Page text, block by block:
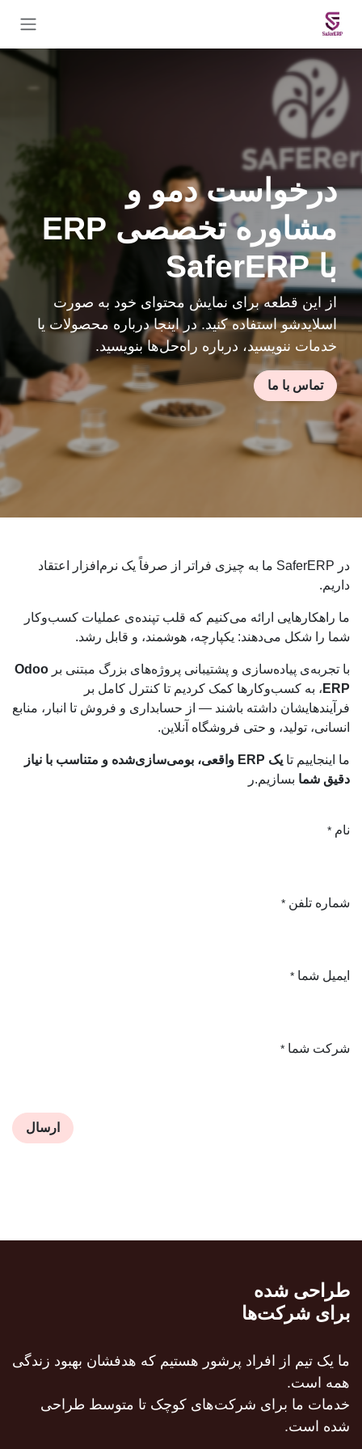
Skip to Content
درخواست دمو و
مشاوره تخصصی ERP
باSaferERP
از این قطعه برای نمایش محتوای خود به صورت
اسلایدشو استفاده کنید. در اینجا درباره محصولات یا
خدمات ننویسید، درباره راه‌حل‌ها بنویسید.
تماس با ما
در SaferERP ما به چیزی فراتر از صرفاً یک نرم‌افزار اعتقاد
داریم.
ما راهکارهایی ارائه می‌کنیم که قلب تپنده‌ی عملیات کسب‌وکار
شما را شکل می‌دهند: یکپارچه، هوشمند، و قابل رشد.
با تجربه‌ی پیاده‌سازی و پشتیبانی پروژه‌های بزرگ مبتنی بر Odoo
ERP ، به کسب‌وکارها کمک کردیم تا کنترل کامل بر
فرآیندهایشان داشته باشند — از حسابداری و فروش تا انبار، منابع
انسانی، تولید، و حتی فروشگاه آنلاین.
ما اینجاییم تا
یک ERP واقعی، بومی‌سازی‌شده و متناسب با نیاز
دقیق شما بسازیم.ر
نام *
شماره تلفن *
ایمیل شما *
شرکت شما *
ارسال
طراحی شده
برای شرکت‌ها
ما یک تیم از افراد پرشور هستیم که هدفشان بهبود زندگی
همه است.
خدمات ما برای شرکت‌های کوچک تا متوسط طراحی
شده است.